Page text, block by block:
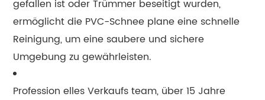
gefallen ist oder Trümmer beseitigt wurden,
ermöglicht die PVC-Schnee plane eine schnelle
Reinigung, um eine saubere und sichere
Umgebung zu gewährleisten.
Profession elles Verkaufs team, über 15 Jahre